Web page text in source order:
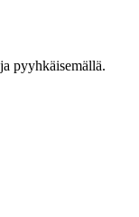
pyyhkäisemällä.